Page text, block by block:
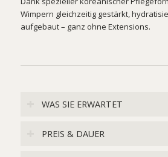
Wimpern gleichzeitig gestärkt,
aufgebaut – ganz ohne Extensions.
WAS SIE ERWARTET
PREIS & DAUER